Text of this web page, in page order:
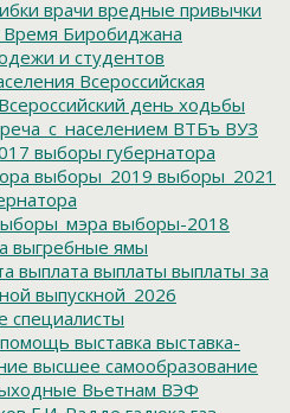
врачи вредные привычки
Время Биробиджана
и студентов
Всероссийская
Всероссийский день ходьбы
ВТБъ ВУЗ
выборы губернатора
выборы_2019 выборы_2021
выборы-2018
выгребные ямы
выплата выплаты выплаты за
выпускной_2026
специалисты
выставка выставка-
высшее самообразование
Вьетнам ВЭФ